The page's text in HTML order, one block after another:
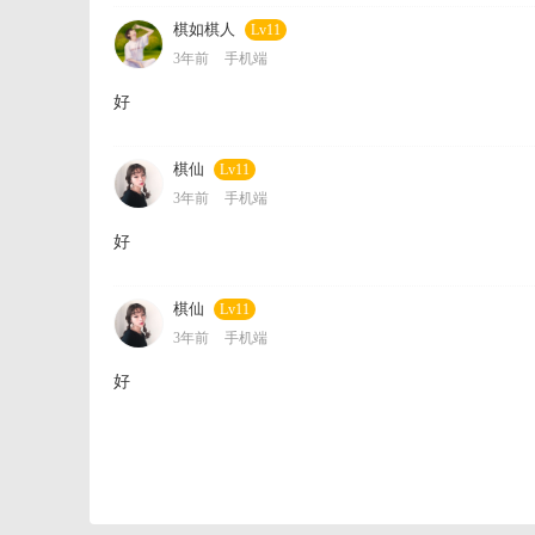
棋如棋人
Lv11
3年前
手机端
好
棋仙
Lv11
3年前
手机端
好
棋仙
Lv11
3年前
手机端
好